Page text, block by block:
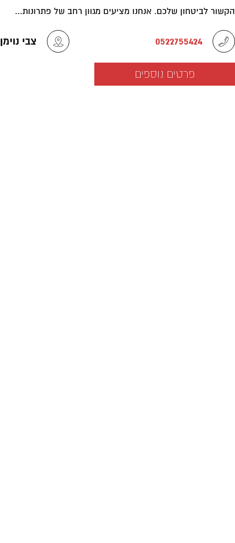
הקשור לביטחון שלכם. אנחנו מציעים מגוון רחב של פתרונות...
0522755424 צבי נוימן 2, ירושלים
פרטים נוספים